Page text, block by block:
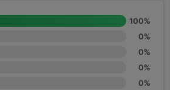
100%
0%
0%
0%
0%